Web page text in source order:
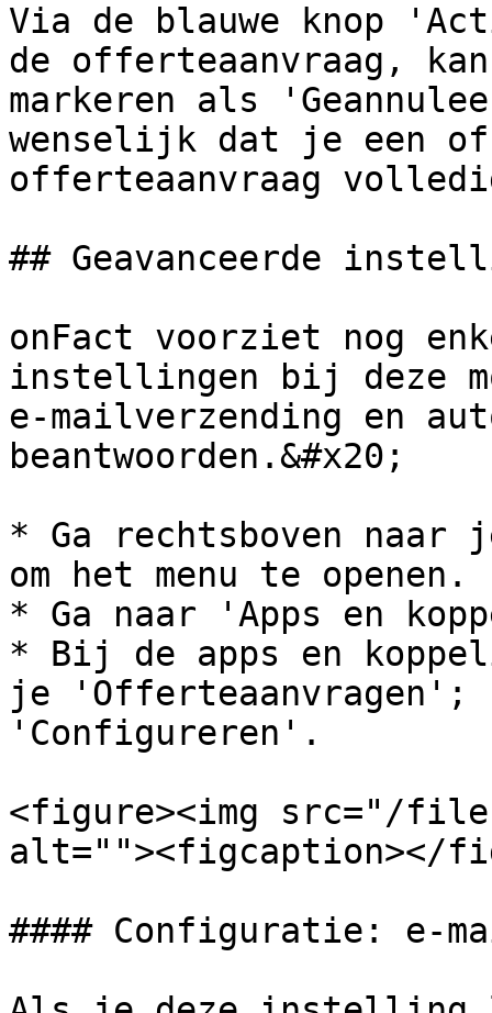
Via de blauwe knop
de offerteaanvraag,
markeren als
wenselijk dat je een
offerteaanvraag
## Geavanceerde
onFact voorziet nog
instellingen bij deze
e-mailverzending en
beantwoorden.&#x20;
* Ga rechtsboven
om het menu te openen.
* Ga naar 'Apps en
* Bij de apps en
je 'Offerteaanvragen';
'Configureren'.
<figure><img src="/files/
alt=""><figcaption></
#### Configuratie: e-